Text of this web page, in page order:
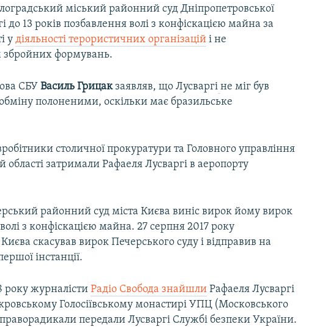
міський районний суд Дніпропетровської
до 13 років позбавлення волі з конфіскацією майна за
удіяльності терористичних організацій і не
збройних формувань.
СБУВасиль Грицакзаявляв, що Лусваргі не міг був
полоненими, оскільки має бразильське
столичної прокуратури та Головного управління
області затримали Рафаеля Лусваргі в аеропорту
районний суд міста Києва виніс вирок йому вирок
з конфіскацією майна. 27 серпня 2017 року
скасував вирок Печерського суду і відправив на
інстанції.
року журналістиРадіо Свобода знайшли Рафаеля Лусваргі
Голосіївському монастирі УПЦ (Московського
передали Лусваргі Службі безпеки України.